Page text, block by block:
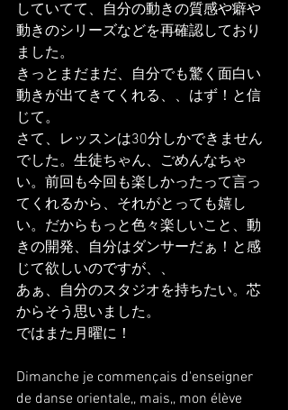
していてて、自分の動きの質感や癖や
動きのシリーズなどを再確認しており
ました。
きっとまだまだ、自分でも驚く面白い
動きが出てきてくれる、、はず！と信
じて。
さて、レッスンは30分しかできません
でした。生徒ちゃん、ごめんなちゃ
い。前回も今回も楽しかったって言っ
てくれるから、それがとっても嬉し
い。だからもっと色々楽しいこと、動
きの開発、自分はダンサーだぁ！と感
じて欲しいのですが、、
あぁ、自分のスタジオを持ちたい。芯
からそう思いました。
ではまた月曜に！
Dimanche je commençais d'enseigner
de danse orientale,, mais,, mon élève